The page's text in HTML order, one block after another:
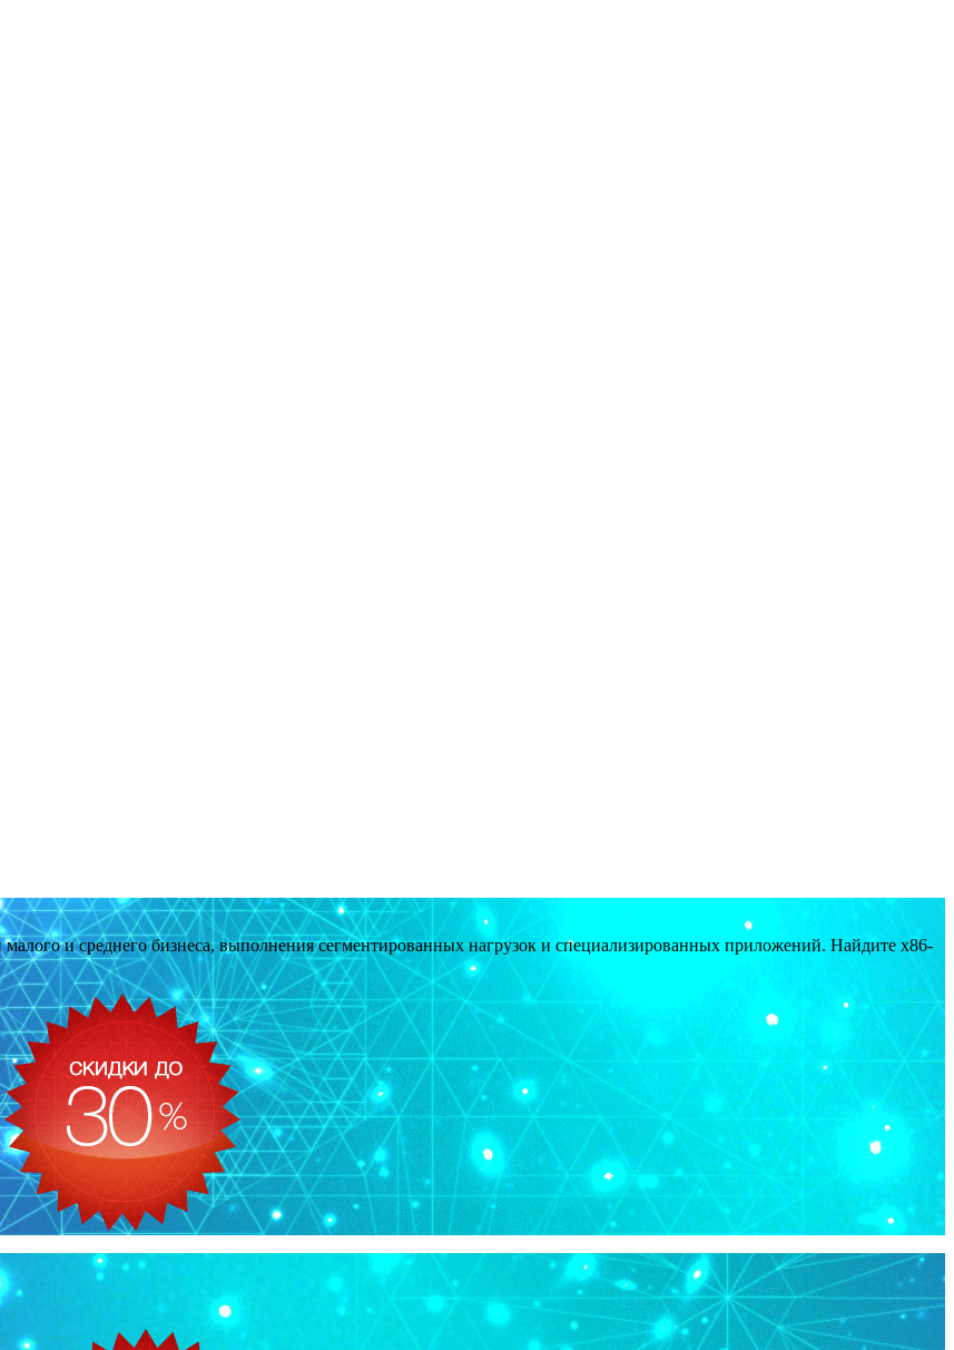
и среднего бизнеса, выполнения сегментированных нагрузок и специализированных приложений. Найдите x86-